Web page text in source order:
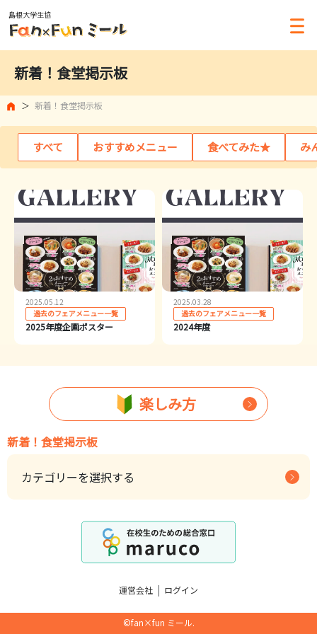
島根大学生協
新着！食堂掲示板
新着！食堂掲示板
すべて おすすめメニュー 食べてみた★ み
2025.05.12
過去のフェアメニュー一覧
2025年度企画ポスター
2025.03.28
過去のフェアメニュー一覧
2024年度
楽しみ方
新着！食堂掲示板
カテゴリーを選択する
運営会社 ｜ ログイン
©︎fan×fun ミール.